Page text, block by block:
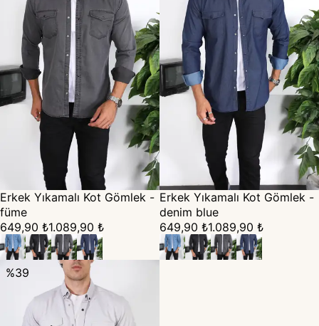
Erkek Yıkamalı Kot Gömlek -
füme
649,90 ₺1.089,90 ₺
Erkek Yıkamalı Kot Gömlek -
denim blue
649,90 ₺1.089,90 ₺
%39